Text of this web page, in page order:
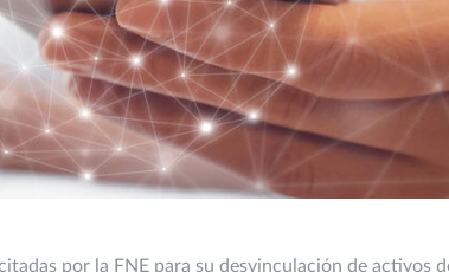
por la FNE para su desvinculación de activos